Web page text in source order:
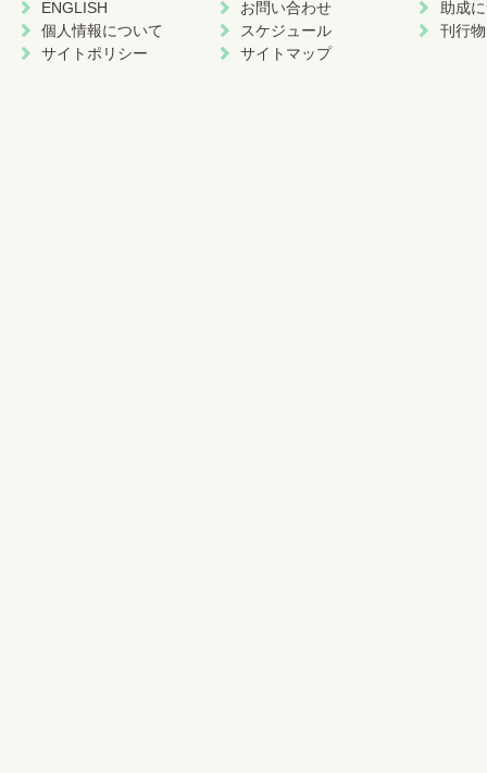
ENGLISH お問い合わせ
助成
個人情報について
スケジュール
刊行物
サイトポリシー
サイトマップ